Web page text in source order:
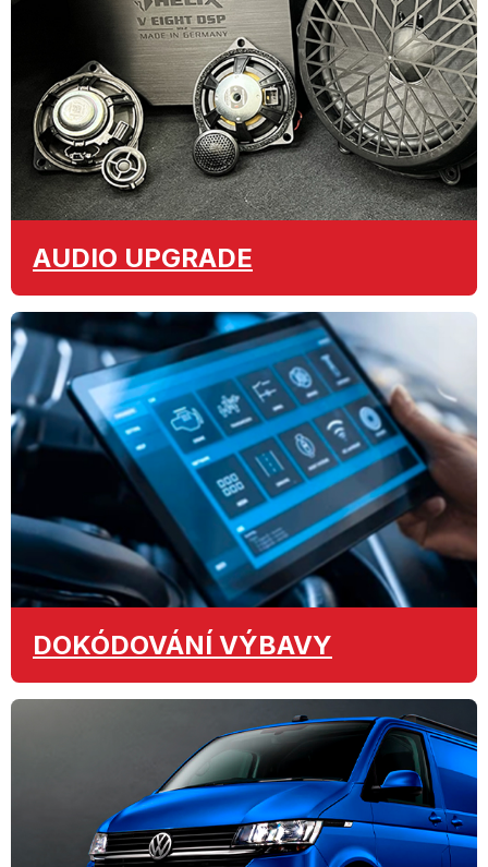
AUDIO UPGRADE
DOKÓDOVÁNÍ VÝBAVY